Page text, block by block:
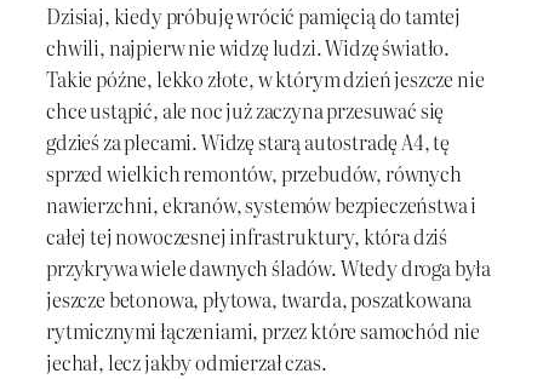
Dzisiaj, kiedy próbuję wrócić pamięcią do tamtej
chwili, najpierw nie widzę ludzi. Widzę światło.
Takie późne, lekko złote, w którym dzień jeszcze nie
chce ustąpić, ale noc już zaczyna przesuwać się
gdzieś za plecami. Widzę starą autostradę A4, tę
sprzed wielkich remontów, przebudów, równych
nawierzchni, ekranów, systemów bezpieczeństwa i
całej tej nowoczesnej infrastruktury, która dziś
przykrywa wiele dawnych śladów. Wtedy droga była
jeszcze betonowa, płytowa, twarda, poszatkowana
rytmicznymi łączeniami, przez które samochód nie
jechał, lecz jakby odmierzał czas.